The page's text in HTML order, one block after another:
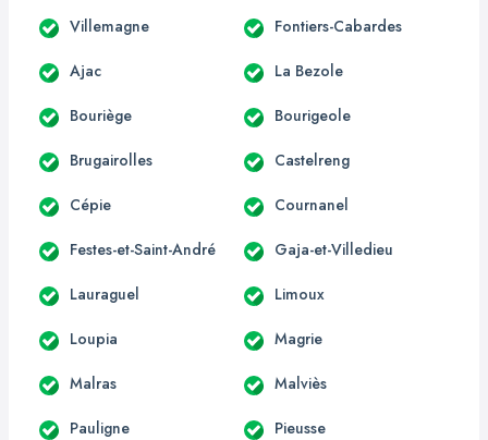
Villemagne Fontiers-Cabardes
Ajac La Bezole
Bouriège Bourigeole
Brugairolles Castelreng
Cépie Cournanel
Festes-et-Saint-André Gaja-et-Villedieu
Lauraguel Limoux
Loupia Magrie
Malras Malviès
Pauligne Pieusse